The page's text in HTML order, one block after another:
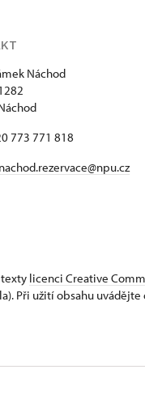
Náchod
773 771 818
licenci Creative
Při užití obsahu uvádějte